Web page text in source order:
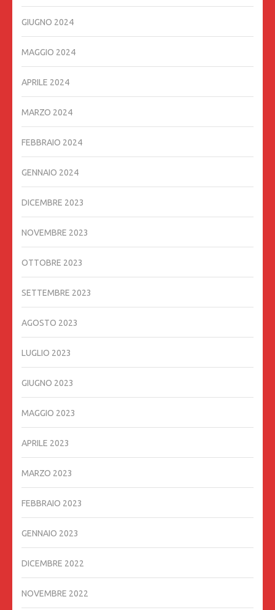
GIUGNO 2024
MAGGIO 2024
APRILE 2024
MARZO 2024
FEBBRAIO 2024
GENNAIO 2024
DICEMBRE 2023
NOVEMBRE 2023
OTTOBRE 2023
SETTEMBRE 2023
AGOSTO 2023
LUGLIO 2023
GIUGNO 2023
MAGGIO 2023
APRILE 2023
MARZO 2023
FEBBRAIO 2023
GENNAIO 2023
DICEMBRE 2022
NOVEMBRE 2022